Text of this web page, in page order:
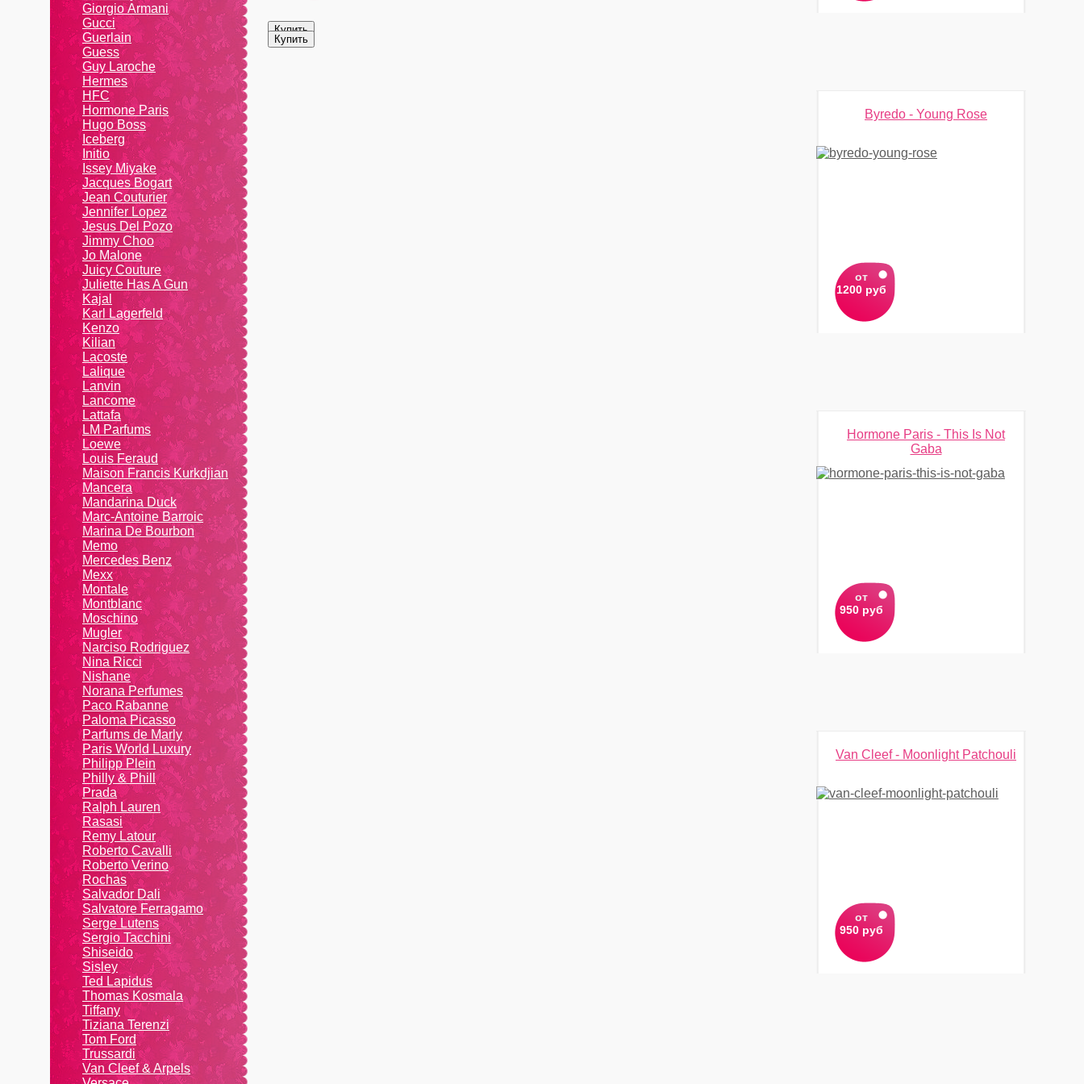
Giоrgio Аrmаni
Gucci
Guerlain
Guess
Guy Laroche
Hermes
HFC
Hormone Paris
Hugo Boss
Iceberg
Initio
Issey Miyake
Jacques Bogart
Jean Couturier
Jennifer Lopez
Jesus Del Pozo
Jimmy Choo
Jo Malone
Juicy Couture
Juliette Has A Gun
Kajal
Karl Lagerfeld
Kenzo
Kiliаn
Lacoste
Lalique
Lanvin
Lanсоmе
Lattafa
LM Parfums
Loewe
Louis Feraud
Maison Francis Kurkdjian
Mancera
Mandarina Duck
Marc-Antoine Barroic
Marina De Bourbon
Memo
Mercedes Benz
Mexx
Montale
Montblanc
Moschino
Mugler
Narciso Rodriguez
Nina Ricci
Nishane
Norana Perfumes
Paco Rabanne
Paloma Picasso
Parfums de Marly
Paris World Luxury
Philipp Plein
Philly & Phill
Prada
Ralph Lauren
Rasasi
Remy Latour
Roberto Cavalli
Roberto Verino
Rochas
Salvador Dali
Salvatore Ferragamo
Serge Lutens
Sergio Tacchini
Shiseido
Sisley
Ted Lapidus
Thomas Kosmala
Tiffany
Tiziana Terenzi
Tom Ford
Trussardi
Van Cleef & Arpels
Byredo - Young Rose
от
1200 руб
Hormone Paris - This Is Not
Gaba
от
950 руб
Van Cleef - Moonlight Patchouli
от
950 руб